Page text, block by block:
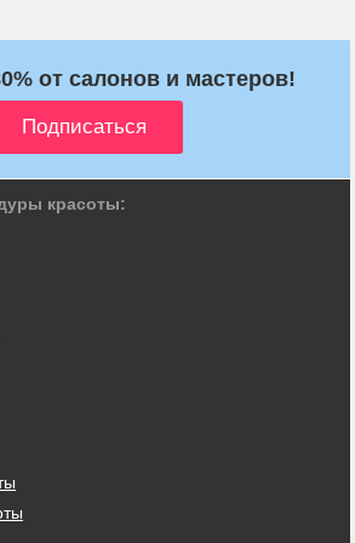
от салонов и мастеров!
красоты: